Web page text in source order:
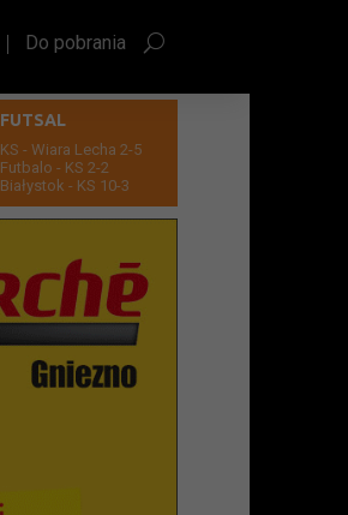
Do pobrania
FUTSAL
KS - Wiara Lecha 2-5
Futbalo - KS 2-2
Białystok - KS 10-3